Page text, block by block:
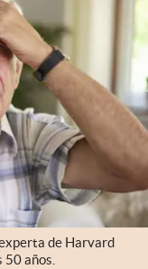
de Harvard
años.